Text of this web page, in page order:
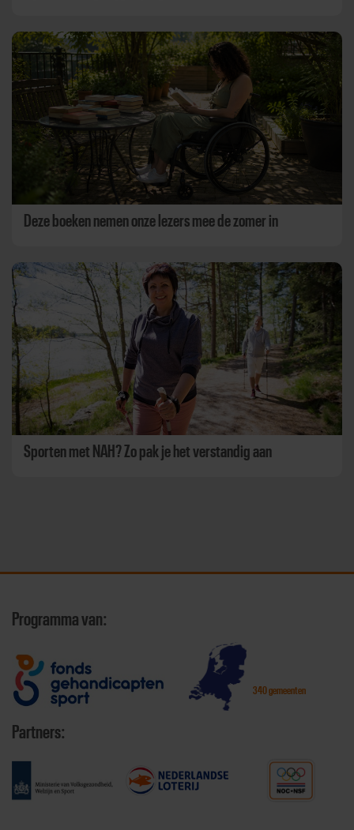
Deze boeken nemen onze lezers mee de zomer in
Sporten met NAH? Zo pak je het verstandig aan
Programma van:
340 gemeenten
Partners: